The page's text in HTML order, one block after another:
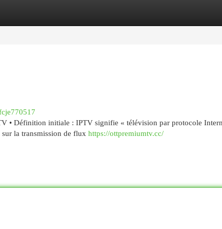
• Définition initiale : IPTV signifie « télévision par protocole
la transmission de flux https://ottpremiumtv.cc/